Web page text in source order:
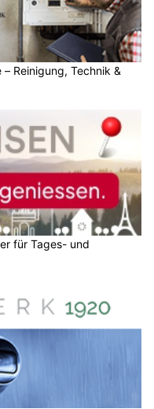
Reinigung, Technik &
für Tages- und